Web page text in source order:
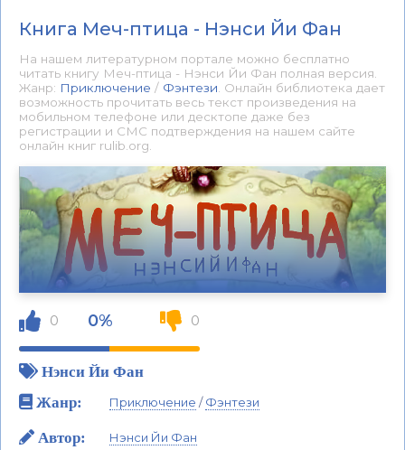
Книга Меч-птица - Нэнси Йи Фан
На нашем литературном портале можно бесплатно
читать книгу Меч-птица - Нэнси Йи Фан полная версия.
Жанр: Приключение / Фэнтези . Онлайн библиотека дает
возможность прочитать весь текст произведения на
мобильном телефоне или десктопе даже без
регистрации и СМС подтверждения на нашем сайте
онлайн книг rulib.org.
0 0% 0
Нэнси Йи Фан
Жанр:
Приключение /Фэнтези
Автор: Нэнси Йи Фан